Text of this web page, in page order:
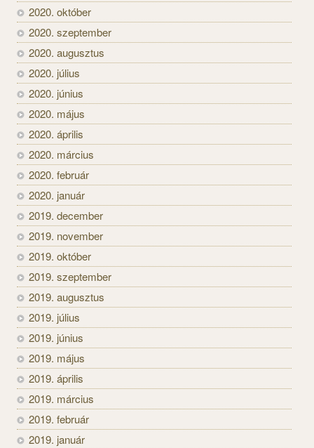
2020. október
2020. szeptember
2020. augusztus
2020. július
2020. június
2020. május
2020. április
2020. március
2020. február
2020. január
2019. december
2019. november
2019. október
2019. szeptember
2019. augusztus
2019. július
2019. június
2019. május
2019. április
2019. március
2019. február
2019. január